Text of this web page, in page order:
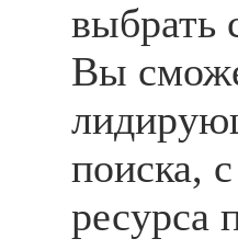
выбрать
Вы
поиска,
ресурса